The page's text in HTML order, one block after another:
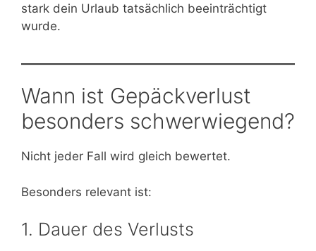
stark dein Urlaub tatsächlich beeinträchtigt
wurde.
Wann ist Gepäckverlust
besonders schwerwiegend?
Nicht jeder Fall wird gleich bewertet.
Besonders relevant ist:
1. Dauer des Verlusts